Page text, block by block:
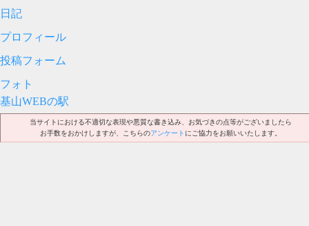
日記
プロフィール
投稿フォーム
フォト
基山WEBの駅
当サイトにおける不適切な表現や悪質な書き込み、お気づきの点等がございましたら
お手数をおかけしますが、こちらのアンケート にご協力をお願いいたします。